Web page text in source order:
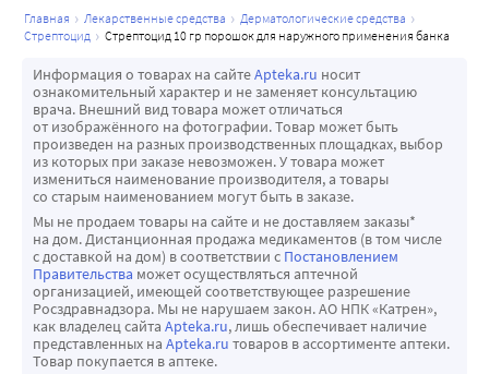
главная лекарственные средства
дерматологические средства
стрептоцид
стрептоцид 10 гр порошок для наружного применения банка
Информация о товарах на сайтеApteka.ru носит
ознакомительный характер и не заменяет консультацию
врача. Внешний вид товара может отличаться
от изображённого на фотографии. Товар может быть
произведен на разных производственных площадках, выбор
из которых при заказе невозможен. У товара может
измениться наименование производителя, а товары
со старым наименованием могут быть в заказе.
Мы не продаем товары на сайте и не доставляем заказы*
на дом. Дистанционная продажа медикаментов (в том числе
с доставкой на дом) в соответствии с Постановлением
Правительства может осуществляться аптечной
организацией, имеющей соответствующее разрешение
Росздравнадзора. Мы не нарушаем закон. АО НПК «Катрен»,
как владелец сайта Apteka.ru, лишь обеспечивает наличие
представленных на Apteka.ru товаров в ассортименте аптеки.
Товар покупается в аптеке.